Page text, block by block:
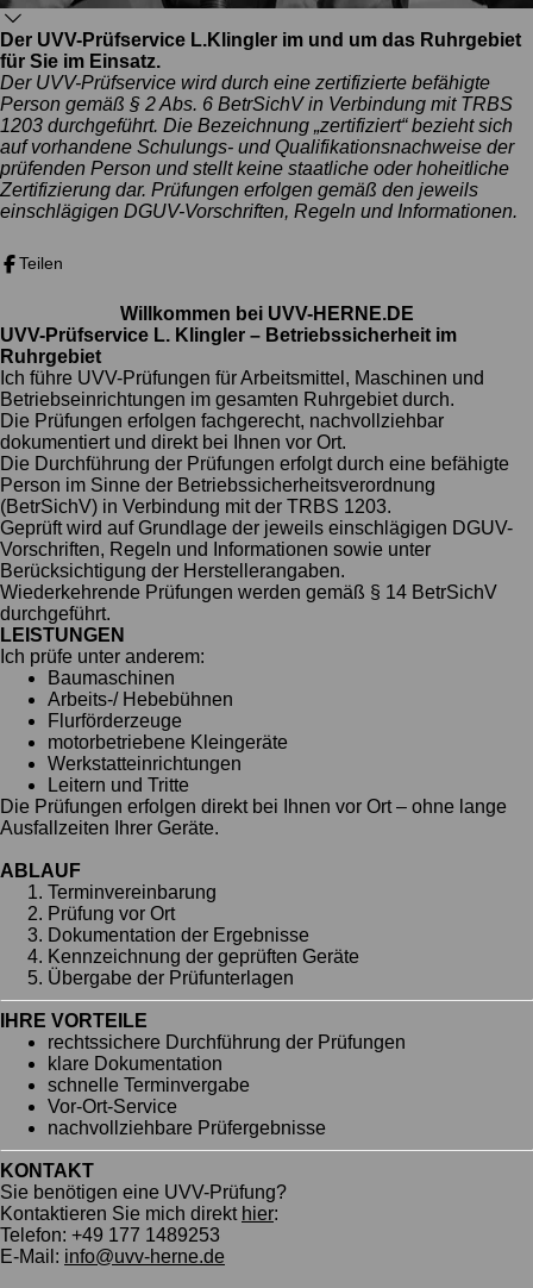
Der UVV-Prüfservice L.Klingler im und um das Ruhrgebiet
für Sie im Einsatz.
Der UVV-Prüfservice wird durch eine zertifizierte befähigte
Person gemäß § 2 Abs. 6 BetrSichV in Verbindung mit TRBS
1203 durchgeführt. Die Bezeichnung „zertifiziert“ bezieht sich
auf vorhandene Schulungs- und Qualifikationsnachweise der
prüfenden Person und stellt keine staatliche oder hoheitliche
Zertifizierung dar. Prüfungen erfolgen gemäß den jeweils
einschlägigen DGUV-Vorschriften, Regeln und Informationen.
Teilen
Willkommen bei UVV-HERNE.DE
UVV-Prüfservice L. Klingler – Betriebssicherheit im
Ruhrgebiet
Ich führe UVV-Prüfungen für Arbeitsmittel, Maschinen und
Betriebseinrichtungen im gesamten Ruhrgebiet durch.
Die Prüfungen erfolgen fachgerecht, nachvollziehbar
dokumentiert und direkt bei Ihnen vor Ort.
Die Durchführung der Prüfungen erfolgt durch eine befähigte
Person im Sinne der Betriebssicherheitsverordnung
(BetrSichV) in Verbindung mit der TRBS 1203.
Geprüft wird auf Grundlage der jeweils einschlägigen DGUV-
Vorschriften, Regeln und Informationen sowie unter
Berücksichtigung der Herstellerangaben.
Wiederkehrende Prüfungen werden gemäß § 14 BetrSichV
durchgeführt.
LEISTUNGEN
Ich prüfe unter anderem:
Baumaschinen
Arbeits-/ Hebebühnen
Flurförderzeuge
motorbetriebene Kleingeräte
Werkstatteinrichtungen
Leitern und Tritte
Die Prüfungen erfolgen direkt bei Ihnen vor Ort – ohne lange
Ausfallzeiten Ihrer Geräte.
ABLAUF
Terminvereinbarung
Prüfung vor Ort
Dokumentation der Ergebnisse
Kennzeichnung der geprüften Geräte
Übergabe der Prüfunterlagen
IHRE VORTEILE
rechtssichere Durchführung der Prüfungen
klare Dokumentation
schnelle Terminvergabe
Vor-Ort-Service
nachvollziehbare Prüfergebnisse
KONTAKT
Sie benötigen eine UVV-Prüfung?
Kontaktieren Sie mich direkt hier:
Telefon: +49 177 1489253
E-Mail: info@uvv-herne.de